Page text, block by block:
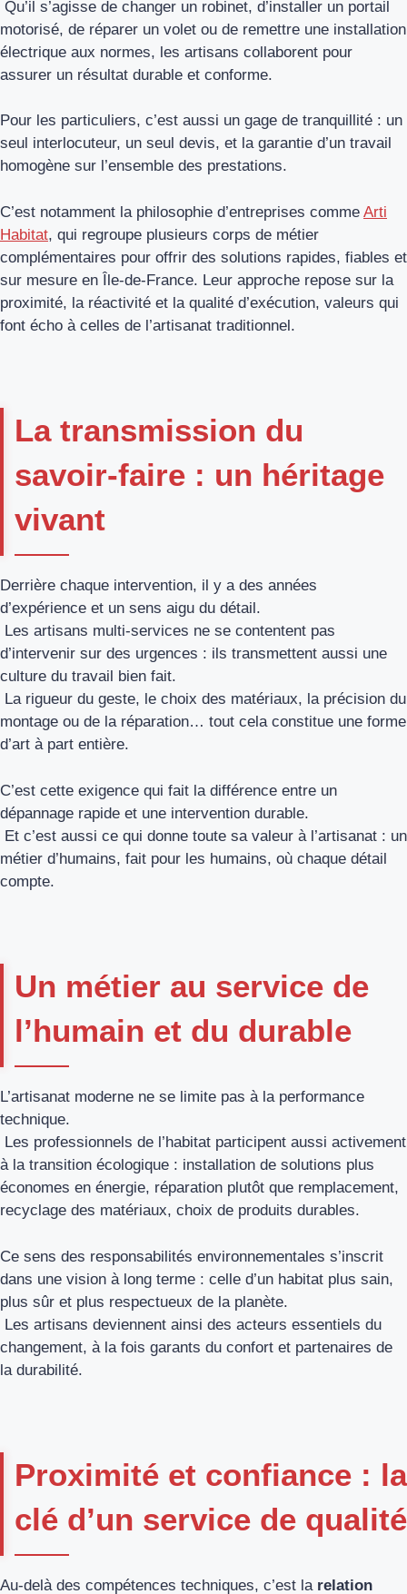
Qu’il s’agisse de changer un robinet, d’installer un portail
motorisé, de réparer un volet ou de remettre une installation
électrique aux normes, les artisans collaborent pour
assurer un résultat durable et conforme.
Pour les particuliers, c’est aussi un gage de tranquillité : un
seul interlocuteur, un seul devis, et la garantie d’un travail
homogène sur l’ensemble des prestations.
C’est notamment la philosophie d’entreprises comme Arti
Habitat, qui regroupe plusieurs corps de métier
complémentaires pour offrir des solutions rapides, fiables et
sur mesure en Île-de-France. Leur approche repose sur la
proximité, la réactivité et la qualité d’exécution, valeurs qui
font écho à celles de l’artisanat traditionnel.
La transmission du
savoir-faire : un héritage
vivant
Derrière chaque intervention, il y a des années
d’expérience et un sens aigu du détail.
Les artisans multi-services ne se contentent pas
d’intervenir sur des urgences : ils transmettent aussi une
culture du travail bien fait.
La rigueur du geste, le choix des matériaux, la précision du
montage ou de la réparation… tout cela constitue une forme
d’art à part entière.
C’est cette exigence qui fait la différence entre un
dépannage rapide et une intervention durable.
Et c’est aussi ce qui donne toute sa valeur à l’artisanat : un
métier d’humains, fait pour les humains, où chaque détail
compte.
Un métier au service de
l’humain et du durable
L’artisanat moderne ne se limite pas à la performance
technique.
Les professionnels de l’habitat participent aussi activement
à la transition écologique : installation de solutions plus
économes en énergie, réparation plutôt que remplacement,
recyclage des matériaux, choix de produits durables.
Ce sens des responsabilités environnementales s’inscrit
dans une vision à long terme : celle d’un habitat plus sain,
plus sûr et plus respectueux de la planète.
Les artisans deviennent ainsi des acteurs essentiels du
changement, à la fois garants du confort et partenaires de
la durabilité.
Proximité et confiance : la
clé d’un service de qualité
Au-delà des compétences techniques, c’est la relation